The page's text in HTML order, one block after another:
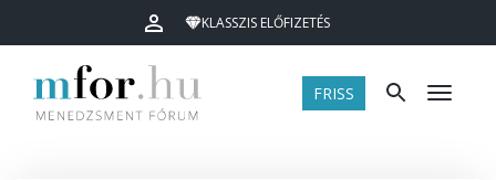
KLASSZIS ELŐFIZETÉS
FRISS Menü